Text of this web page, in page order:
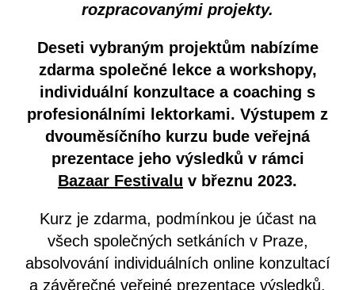
rozpracovanými projekty.
Deseti vybraným projektům nabízíme
zdarma společné lekce a workshopy,
individuální konzultace a coaching s
profesionálními lektorkami. Výstupem z
dvouměsíčního kurzu bude veřejná
prezentace jeho výsledků v rámci
Bazaar Festivalu v březnu 2023.
Kurz je zdarma, podmínkou je účast na
všech společných setkáních v Praze,
absolvování individuálních online konzultací
a závěrečné veřejné prezentace výsledků.